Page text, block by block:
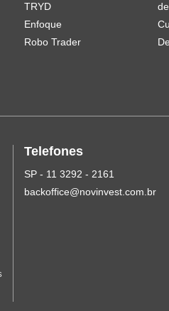
TRYD
Enfoque
Robo Trader
Telefones
SP - 11 3292 - 2161
backoffice@novinvest.com.br